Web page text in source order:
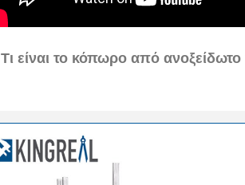
Τι είναι το κόπωρο από